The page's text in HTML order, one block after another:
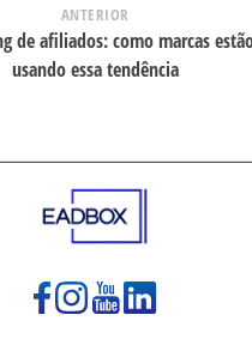
ANTERIOR
de afiliados: como marcas
usando essa tendência